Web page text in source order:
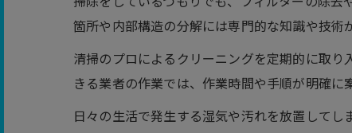
箇所や内部構造の分解には専門的な知識や技術
清掃のプロによるクリーニングを定期的に取
きる業者の作業では、作業時間や手順が明確に
日々の生活で発生する湿気や汚れを放置して